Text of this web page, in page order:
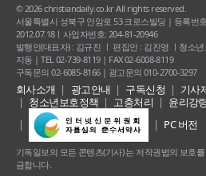
© 2026 christiandaily.co.kr All rights reserved.
서울특별시 성북구 안암로 53 크로스빌딩 | 등록번
2012.07.18ㅣ사업자번호: 204-81-20946
발행인(대표자) : 김규진 ㅣ 편집인 : 김진영 ㅣ청소
지동 | TEL 02-739-8119 | FAX 02-6008-8119
구독문의 02-6085-8166 | 광고문의 010-2700-3297
회사소개 광고안내 구독신청 기사
청소년보호정책
고충처리
윤리강령
PC 버전
기독일보의 모든 콘텐츠(기사) 는 저작권법의 보호
금합니다.